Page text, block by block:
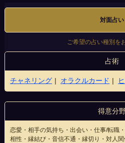
対面占い
ご希望の占い種別を
占術
チャネリング オラクルカード
得意分
恋愛・相手の気持ち・出会い・仕事/転職
相性・縁結び・音信不通・縁切り・対人